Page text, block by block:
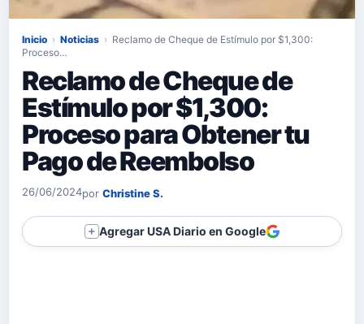
Inicio › Noticias › Reclamo de Cheque de Estímulo por $1,300:
Proceso…
Reclamo de Cheque de
Estímulo por $1,300:
Proceso para Obtener tu
Pago de Reembolso
26/06/2024por Christine S.
＋ Agregar USA Diario en Google